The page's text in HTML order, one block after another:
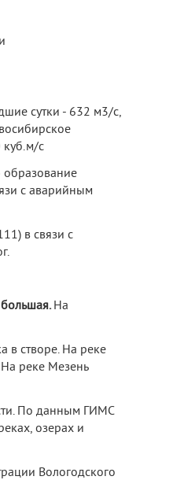
сутки - 632 м3/с,
куб.м/с
образование
с аварийным
в связи с
большая.На
в створе. На реке
реке Мезень
По данным ГИМС
озерах и
Вологодского